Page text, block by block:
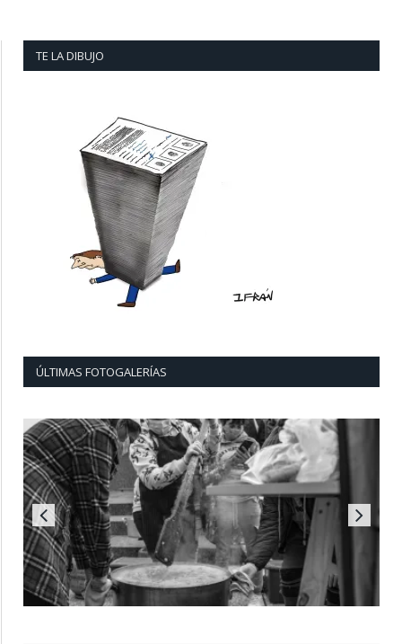
TE LA DIBUJO
ÚLTIMAS FOTOGALERÍAS